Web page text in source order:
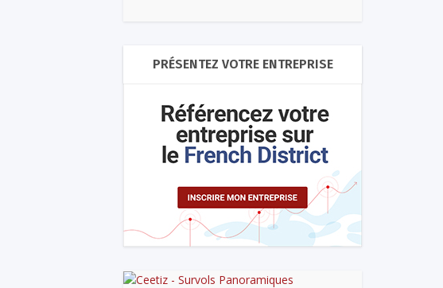
PRÉSENTEZ VOTRE ENTREPRISE